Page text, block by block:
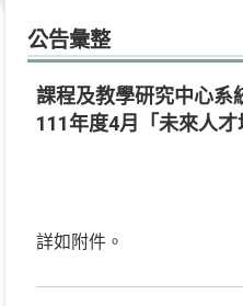
公告彙整
課程及教學研究中心系
111年度4月「未來人才
詳如附件。